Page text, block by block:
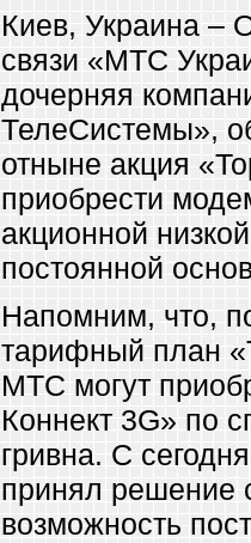
Киев, Украина –
связи «МТС
дочерняя
ТелеСистемы»,
отныне акция
приобрести
акционной
постоянной
Напомним, что,
тарифный план
МТС могут
Коннект 3G» по
гривна. С
принял решение
возможность